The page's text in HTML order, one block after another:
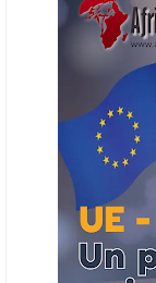
entreprises du
Cet outil permettra
la chaîne de valeur
ouverts en priorité
finale de
2027, à un bulletin
l’énergie.
06/06/26 AFRICA
Cette semaine,
bouclé un prêt
levée de son